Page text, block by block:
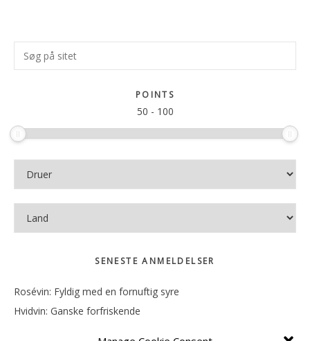
Primær
Sidebar
Søg
på
POINTS
50 - 100
SENESTE ANMELDELSER
Rosévin: Fyldig med en fornuftig syre
Hvidvin: Ganske forfriskende